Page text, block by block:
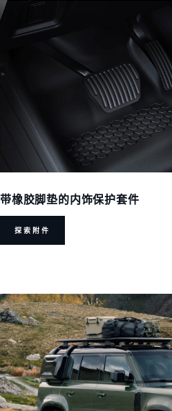
带橡胶脚垫的内饰保护套件
探索附件